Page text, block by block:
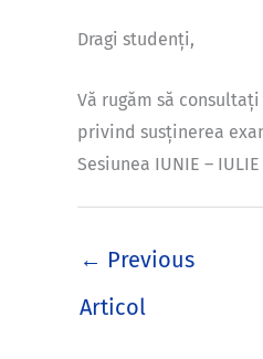
Dragi studenți,
Vă rugăm să consultați
privind susținerea
Sesiunea IUNIE – IULIE
← Previous
Articol